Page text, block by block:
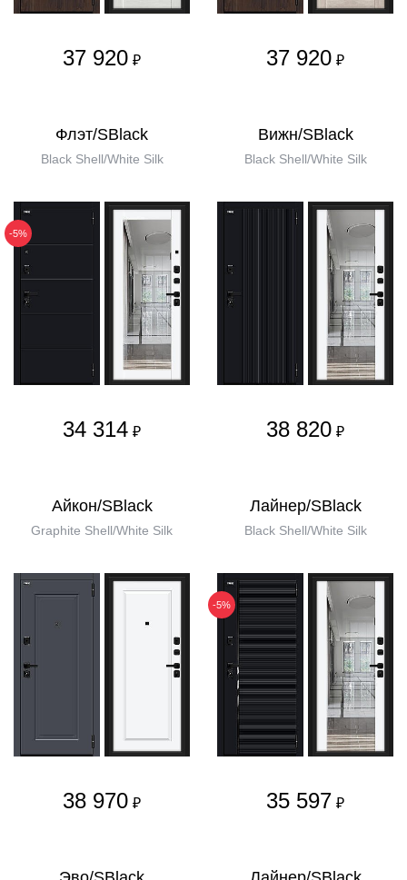
37 920 ₽ 37 920 ₽
Флэт/SBlack
Black Shell/White Silk
-5%
34 314 ₽
Вижн/SBlack
Black Shell/White Silk
38 820 ₽
Айкон/SBlack
Graphite Shell/White Silk
38 970 ₽
Лайнер/SBlack
Black Shell/White Silk
-5%
35 597 ₽